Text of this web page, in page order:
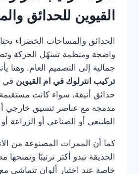
القيوين للحدائق
الحدائق والمساحات الخضراء
واضحة ومنظمة تسهّل الحركة
جمالية إلى التصميم العام. وهنا
تركيب انترلوك في ام القيوين في
حدائق أنيقة، سواء كانت مستقيمة
مدمجة مع عناصر تنسيق خارجي
الطبيعي أو الصناعي أو الزراعة
كما أن الممرات المصنوعة من
الحديقة تبدو أكثر ترتيبًا وتمنحها
خاصة عند اختيار ألوان تتماشى مع